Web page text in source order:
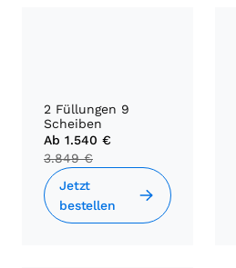
2 Füllungen 9
Scheiben
Ab 1.540 €
3.849 €
Jetzt
bestellen